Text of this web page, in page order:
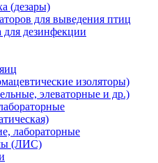
(дезары)
для выведения птиц
для дезинфекции
изоляторы)
элеваторные и др.)
лабораторные
(ЛИС)